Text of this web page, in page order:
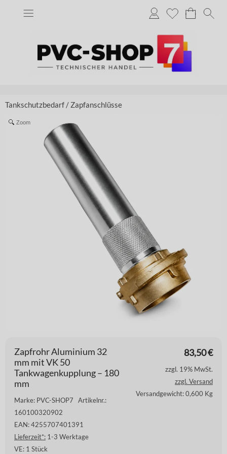
Tankschutzbedarf / Zapfanschlüsse
Zoom
83,50€
Zapfrohr Aluminium 32
mm mit VK 50
Tankwagenkupplung – 180
mm
Marke: PVC-SHOP7 Artikelnr.:
160100320902
EAN: 4255707401391
Lieferzeit*: 1-3 Werktage
VE: 1 Stück
zzgl. 19% MwSt.
zzgl. Versand
Versandgewicht: 0,600 Kg